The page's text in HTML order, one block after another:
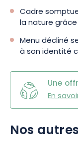
Cadre
la nature
Menu décliné
à son identité
Une
En
Nos